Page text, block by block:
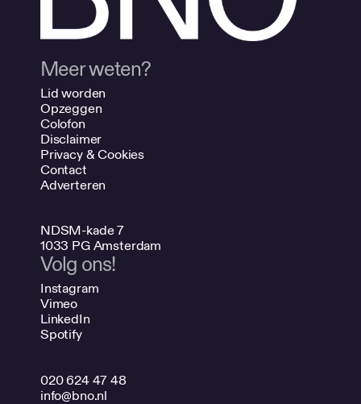
Meer weten?
Lid worden
Opzeggen
Colofon
Disclaimer
Privacy & Cookies
Contact
Adverteren
NDSM-kade 7
1033 PG Amsterdam
Volg ons!
Instagram
Vimeo
LinkedIn
Spotify
020 624 47 48
info@bno.nl